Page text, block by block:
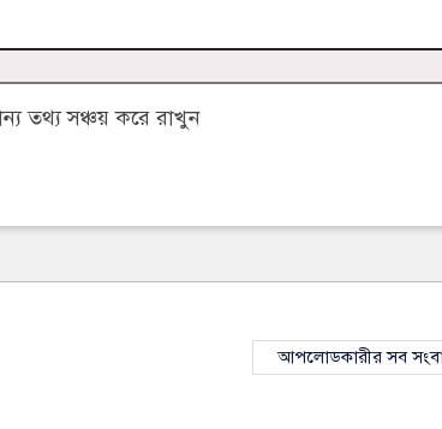
তথ্য সঞ্চয় করে রাখুন
আপলোডকারীর সব